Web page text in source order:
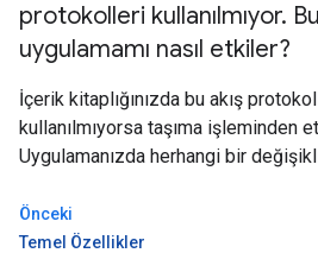
protokolleri kullanılmıyor.
uygulamamı nasıl etkiler?
İçerik kitaplığınızda bu akış
kullanılmıyorsa taşıma işleminden
Uygulamanızda herhangi bir
Önceki
Temel Özellikler